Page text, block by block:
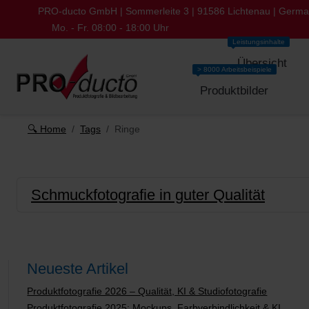
PRO-ducto GmbH | Sommerleite 3 | 91586 Lichtenau |
Mo. - Fr. 08:00 - 18:00 Uhr
Übersicht
Leistungsinhalte
Produktbilder
> 8000 Arbeitsbeispiele
🔍 Home Tags Ringe
Schmuckfotografie in guter Qualität
Neueste Artikel
Produktfotografie 2026 – Qualität, KI & Studiofotografie